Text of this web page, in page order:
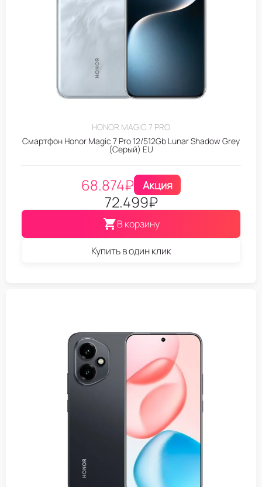
HONOR MAGIC 7 PRO
Смартфон Honor Magic 7 Pro 12/512Gb Lunar Shadow Grey
(Серый) EU
68.874₽ Акция
72.499₽
В корзину
Купить в один клик